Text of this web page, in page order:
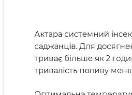
Актара системний
саджанців. Для
триває більше як 2
тривалість поливу